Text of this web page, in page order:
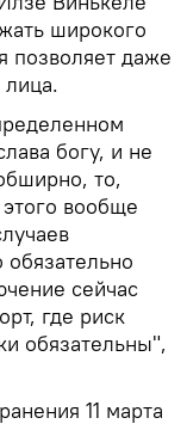
широкого
позволяет даже
богу, и не
то,
вообще
сейчас
где риск
обязательны",
11 марта